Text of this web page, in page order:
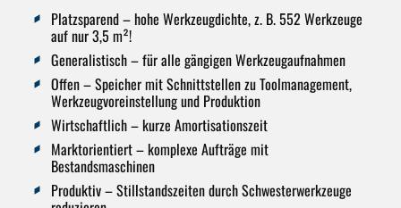
Platzsparend– hohe Werkzeugdichte, z. B. 552 Werkzeuge
auf nur 3,5 m²!
Generalistisch– für alle gängigen Werkzeugaufnahmen
Offen– Speicher mit Schnittstellen zu Toolmanagement,
Werkzeugvoreinstellung und Produktion
Wirtschaftlich– kurze Amortisationszeit
Marktorientiert– komplexe Aufträge mit
Bestandsmaschinen
Produktiv– Stillstandszeiten durch Schwesterwerkzeuge